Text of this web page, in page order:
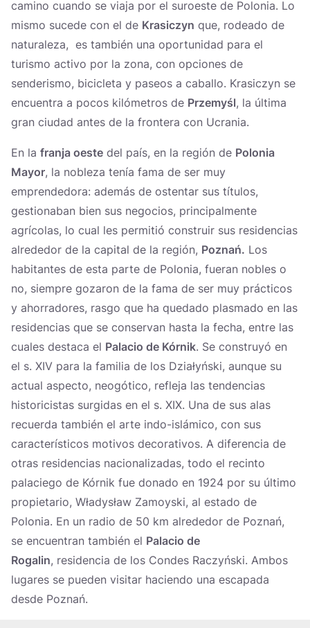
camino cuando se viaja por el suroeste de Polonia. Lo
mismo sucede con el de Krasiczyn que, rodeado de
naturaleza, es también una oportunidad para el
turismo activo por la zona, con opciones de
senderismo, bicicleta y paseos a caballo. Krasiczyn se
encuentra a pocos kilómetros de Przemyśl, la última
gran ciudad antes de la frontera con Ucrania.
En la franja oeste del país, en la región de Polonia
Mayor, la nobleza tenía fama de ser muy
emprendedora: además de ostentar sus títulos,
gestionaban bien sus negocios, principalmente
agrícolas, lo cual les permitió construir sus residencias
alrededor de la capital de la región, Poznań. Los
habitantes de esta parte de Polonia, fueran nobles o
no, siempre gozaron de la fama de ser muy prácticos
y ahorradores, rasgo que ha quedado plasmado en las
residencias que se conservan hasta la fecha, entre las
cuales destaca el Palacio de Kórnik. Se construyó en
el s. XIV para la familia de los Działyński, aunque su
actual aspecto, neogótico, refleja las tendencias
historicistas surgidas en el s. XIX. Una de sus alas
recuerda también el arte indo-islámico, con sus
característicos motivos decorativos. A diferencia de
otras residencias nacionalizadas, todo el recinto
palaciego de Kórnik fue donado en 1924 por su último
propietario, Władysław Zamoyski, al estado de
Polonia. En un radio de 50 km alrededor de Poznań,
se encuentran también el Palacio de
Rogalin, residencia de los Condes Raczyński. Ambos
lugares se pueden visitar haciendo una escapada
desde Poznań.